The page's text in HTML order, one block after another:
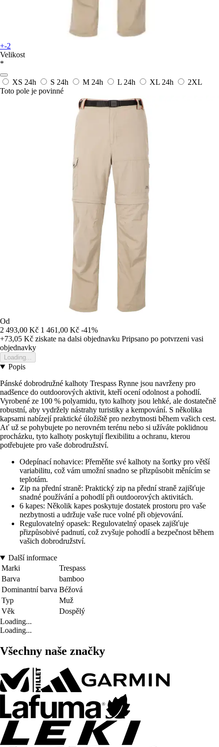
+-2
Velikost
*
XS 24h S 24h M 24h L 24h XL 24h
2XL
Toto pole je povinné
Od
2 493,00 Kč 1 461,00 Kč -41%
+73,05 Kč ziskate na dalsi objednavku Pripsano po potvrzeni vasi
objednavky
Loading...
Popis
Pánské dobrodružné kalhoty Trespass Rynne jsou navrženy pro
nadšence do outdoorových aktivit, kteří ocení odolnost a pohodlí.
Vyrobené ze 100 % polyamidu, tyto kalhoty jsou lehké, ale dostatečně
robustní, aby vydržely nástrahy turistiky a kempování. S několika
kapsami nabízejí praktické úložiště pro nezbytnosti během vašich cest.
Ať už se pohybujete po nerovném terénu nebo si užíváte poklidnou
procházku, tyto kalhoty poskytují flexibilitu a ochranu, kterou
potřebujete pro vaše dobrodružství.
Odepínací nohavice: Přeměňte své kalhoty na šortky pro větší
variabilitu, což vám umožní snadno se přizpůsobit měnícím se
teplotám.
Zip na přední straně: Praktický zip na přední straně zajišťuje
snadné používání a pohodlí při outdoorových aktivitách.
6 kapes: Několik kapes poskytuje dostatek prostoru pro vaše
nezbytnosti a udržuje vaše ruce volné při objevování.
Regulovatelný opasek: Regulovatelný opasek zajišťuje
přizpůsobivé padnutí, což zvyšuje pohodlí a bezpečnost během
vašich dobrodružství.
Další informace
Marki
Trespass
Barva
bamboo
Dominantní barva Béžová
Typ
Muž
Věk
Dospělý
Loading...
Loading...
Všechny naše značky